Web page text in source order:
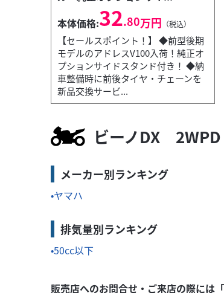
ホンダ
PCX150 KF30 フルノーマル車
34
【セールスポイント！】 ◆走行わず
本体価格:32.80万円 （税込）
【セールスポイント！】 ◆前型後期
モデルのアドレスV100入荷！純正オ
プションサイドスタンド付き！ ◆納
車整備時に前後タイヤ・チェーンを
新品交換サービ...
ビーノDX
メーカー別ランキング
ヤマハ
排気量別ランキング
50cc以下
販売店へのお問合せ・ご来店の際には